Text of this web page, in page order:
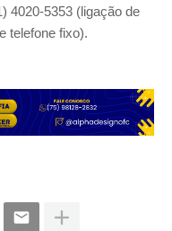
4020-5353 (ligação de
telefone fixo).